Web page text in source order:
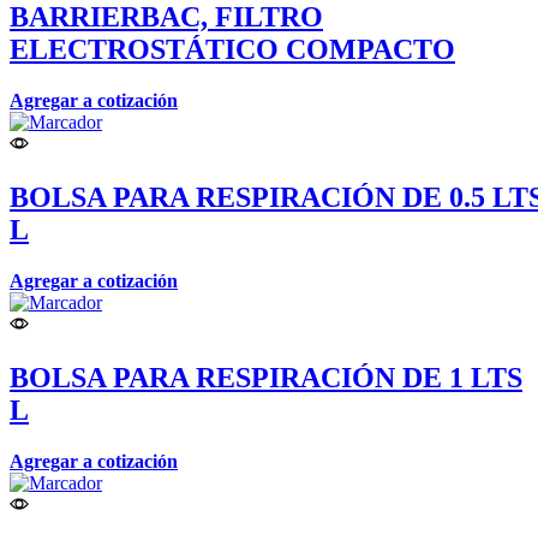
BARRIERBAC, FILTRO
ELECTROSTÁTICO COMPACTO
Agregar a cotización
BOLSA PARA RESPIRACIÓN DE 0.5
L
Agregar a cotización
BOLSA PARA RESPIRACIÓN DE 1 LTS
L
Agregar a cotización